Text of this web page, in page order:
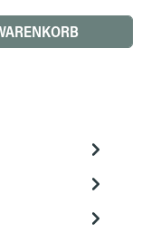
Wert